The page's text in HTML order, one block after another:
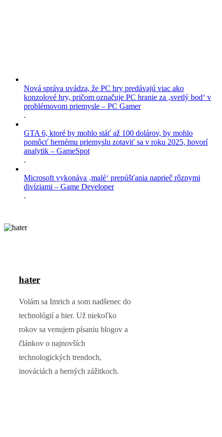
Nová správa uvádza, že PC hry predávajú viac ako
konzolové hry, pričom označuje PC hranie za ‚svetlý bod‘ v
problémovom priemysle – PC Gamer
.
GTA 6, ktoré by mohlo stáť až 100 dolárov, by mohlo
pomôcť hernému priemyslu zotaviť sa v roku 2025, hovorí
analytik – GameSpot
.
Microsoft vykonáva ‚malé‘ prepúšťania naprieč rôznymi
divíziami – Game Developer
.
hater
Volám sa Imrich a som nadšenec do
technológií a hier. Už niekoľko
rokov sa venujem písaniu blogov a
článkov o najnovších
technologických trendoch,
inováciách a herných zážitkoch.